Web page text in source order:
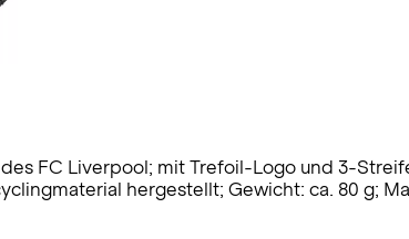
FC Liverpool; mit Trefoil-Logo und 3-
hergestellt; Gewicht: ca. 80 g;